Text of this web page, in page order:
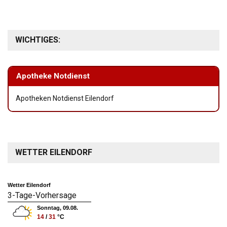
WICHTIGES:
Apotheke Notdienst
Apotheken Notdienst Eilendorf
WETTER EILENDORF
Wetter Eilendorf
3-Tage-Vorhersage
Sonntag, 09.08.
14 /31 °C